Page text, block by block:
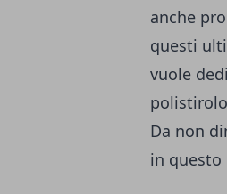
anche
questi
vuole
Da non
in questo